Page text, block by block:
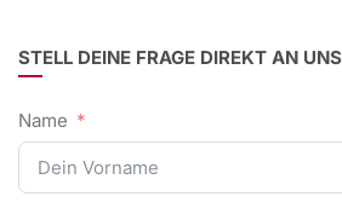
STELL DEINE FRAGE DIREKT AN UNS
Name